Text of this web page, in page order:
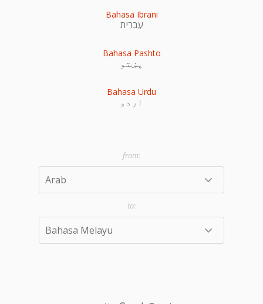
Bahasa Ibrani
עִברִית
Bahasa Pashto
پښتو
Bahasa Urdu
اردو